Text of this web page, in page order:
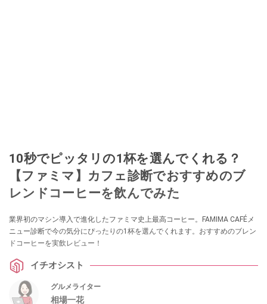
10秒でピッタリの1杯を選んでくれる？
【ファミマ】カフェ診断でおすすめのブ
レンドコーヒーを飲んでみた
業界初のマシン導入で進化したファミマ史上最高コーヒー。FAMIMA CAFÉメ
ニュー診断で今の気分にぴったりの1杯を選んでくれます。おすすめのブレン
ドコーヒーを実飲レビュー！
イチオシスト
グルメライター
相場一花